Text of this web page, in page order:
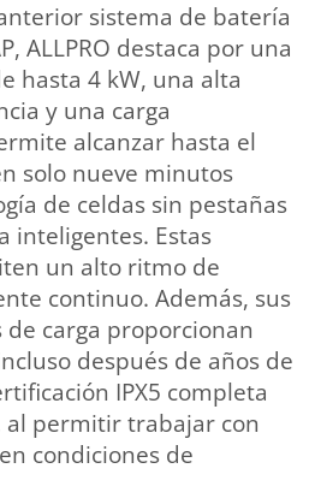
sistema de batería
ALLPRO destaca por una
hasta 4 kW, una alta
y una carga
alcanzar hasta el
solo nueve minutos
de celdas sin pestañas
inteligentes. Estas
un alto ritmo de
continuo. Además, sus
de carga proporcionan
después de años de
IPX5 completa
al permitir trabajar con
condiciones de